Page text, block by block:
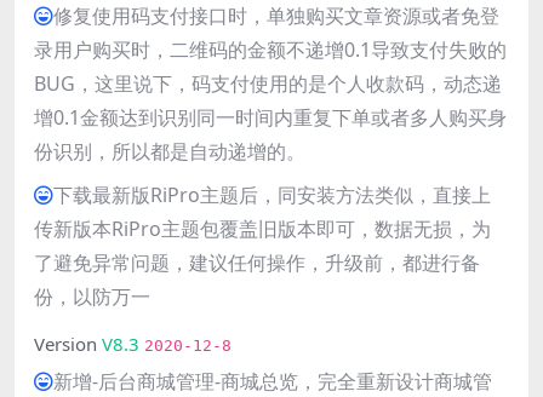
修复使用码支付接口时，单独购买文章资源或者免登
录用户购买时，二维码的金额不递增0.1导致支付失败的
BUG，这里说下，码支付使用的是个人收款码，动态递
增0.1金额达到识别同一时间内重复下单或者多人购买身
份识别，所以都是自动递增的。
下载最新版RiPro主题后，同安装方法类似，直接上
传新版本RiPro主题包覆盖旧版本即可，数据无损，为
了避免异常问题，建议任何操作，升级前，都进行备
份，以防万一
Version V8.3 2020-12-8
新增-后台商城管理-商城总览，完全重新设计商城管